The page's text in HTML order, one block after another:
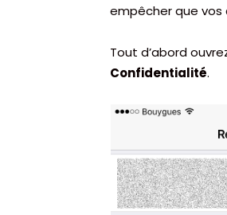
empêcher que vos
Tout d’abord
Confidentialité.